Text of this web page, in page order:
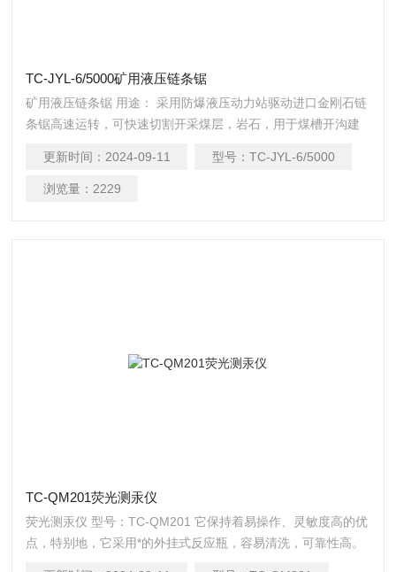
TC-JYL-6/5000矿用液压链条锯
矿用液压链条锯 用途： 采用防爆液压动力站驱动进口金刚石链
条锯高速运转，可快速切割开采煤层，岩石，用于煤槽开沟建
更新时间： 2024-09-11 型号： TC-JYL-6/5000
浏览量： 2229
TC-QM201荧光测汞仪
荧光测汞仪 型号：TC-QM201 它保持着易操作、灵敏度高的优
点，特别地，它采用*的外挂式反应瓶，容易清洗，可靠性高。